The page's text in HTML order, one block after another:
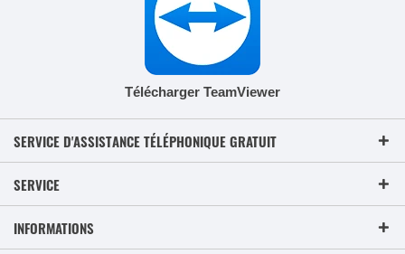
Télécharger TeamViewer
SERVICE D'ASSISTANCE TÉLÉPHONIQUE GRATUIT
SERVICE
INFORMATIONS